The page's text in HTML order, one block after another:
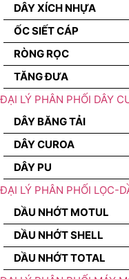
DÂY XÍCH NHỰA
ỐC SIẾT CÁP
RÒNG RỌC
TĂNG ĐƯA
ĐẠI LÝ PHÂN PHỐI DÂY
DÂY BĂNG TẢI
DÂY CUROA
DÂY PU
ĐẠI LÝ PHÂN PHỐI LỌC-
DẦU NHỚT MOTUL
DẦU NHỚT SHELL
DẦU NHỚT TOTAL